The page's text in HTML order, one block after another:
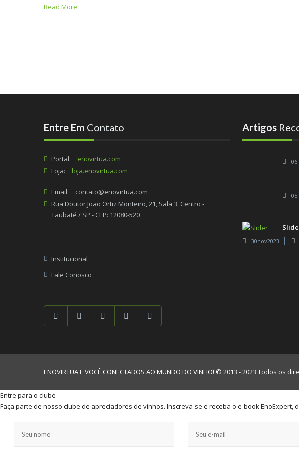
Read More
Entre Em Contato
Portal:
enovirtua.com
Loja:
loja.enovirtua.com
Email:
contato@enovirtua.com
Rua Doutor João Ortiz Monteiro, 21, Sala 3, Centro -
Taubaté / SP - CEP: 12080-520
Institucional
Fale Conosco
Artigos
30nov2023
ENOVIRTUA E VOCÊ CONECTADOS AO MUNDO DO VINHO! © 2013 - 2023 Todos os
Entre para o clube
Faça parte de nosso clube de apreciadores de vinhos. Inscreva-se e receba o e-book EnoExpert,